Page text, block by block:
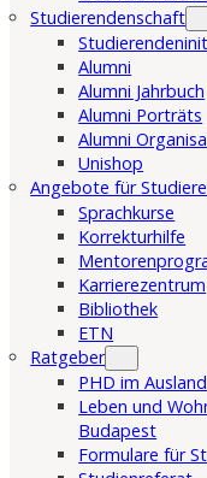
Studierendenschaft
Alumni
Alumni Jahrbuch
Alumni Porträts
Alumni
Unishop
Angebote für
Sprachkurse
Korrekturhilfe
Karrierezentrum
Bibliothek
ETN
Ratgeber
PHD im Ausland
Leben und
Budapest
Formulare für